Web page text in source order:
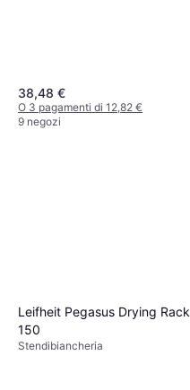
38,48 €
O 3 pagamenti di 12,82 €
9 negozi
Leifheit Pegasus Drying Rack
150
Stendibiancheria